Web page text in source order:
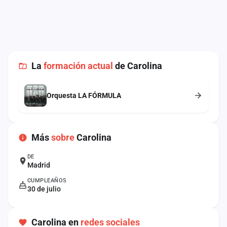
La formación actual de Carolina
Orquesta LA FÓRMULA
MássobreCarolina
DE
Madrid
CUMPLEAÑOS
30 de julio
Carolina en redes sociales